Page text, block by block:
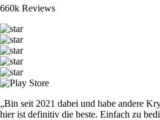
660k Reviews
„Bin seit 2021 dabei und habe andere
hier ist definitiv die beste. Einfach zu